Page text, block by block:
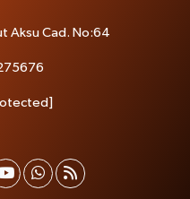
Aksu Cad. No:64